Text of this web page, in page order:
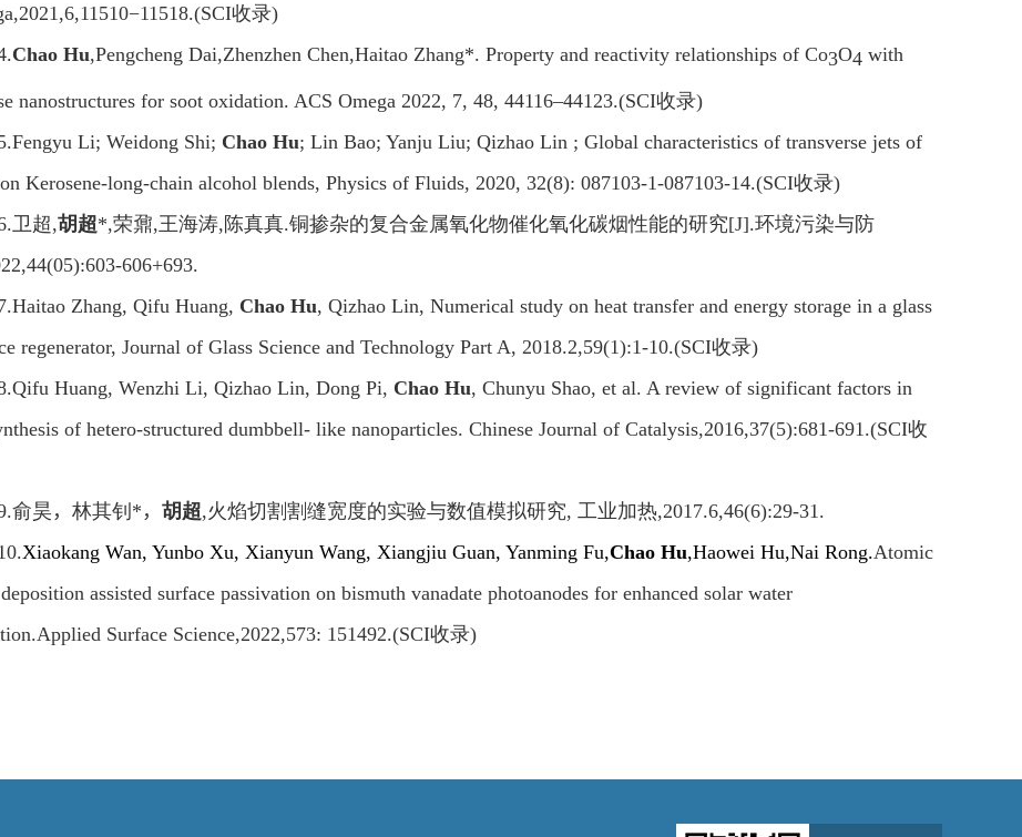
收录)
Chao Hu,Pengcheng Dai,Zhenzhen Chen,Haitao Zhang*. Property and reactivity relationships of Co3O4 with
nanostructures for soot oxidation. ACS Omega 2022, 7, 48, 44116–44123.(SCI收录)
Li; Weidong Shi; Chao Hu; Lin Bao; Yanju Liu; Qizhao Lin ; Global characteristics of transverse jets of
Kerosene-long-chain alcohol blends, Physics of Fluids, 2020, 32(8): 087103-1-087103-14.(SCI收录)
卫超,胡超*,荣鼐,王海涛, 陈真真.铜掺杂的复合金属氧化物催化氧化碳烟性能的研究[J].环境污染与防
606+693.
Zhang, Qifu Huang, Chao Hu, Qizhao Lin, Numerical study on heat transfer and energy storage in a glass
regenerator, Journal of Glass Science and Technology Part A, 2018.2,59(1):1-10.(SCI收录)
.Qifu Huang, Wenzhi Li, Qizhao Lin, Dong Pi, Chao Hu, Chunyu Shao, et al. A review of significant factors in
of hetero-structured dumbbell- like nanoparticles. Chinese Journal of Catalysis,2016,37(5):681-691.(SCI收
俞昊 ，林其钊* ，胡超, 火焰切割割缝宽度的实验与数值模拟研究, 工业加热,2017.6,46(6):29-31.
Xiaokang Wan, Yunbo Xu, Xianyun Wang, Xiangjiu Guan, Yanming Fu,Chao Hu,Haowei Hu,Nai Rong.Atomic
assisted surface passivation on bismuth vanadate photoanodes for enhanced solar water
Surface Science,2022,573: 151492.(SCI收录)